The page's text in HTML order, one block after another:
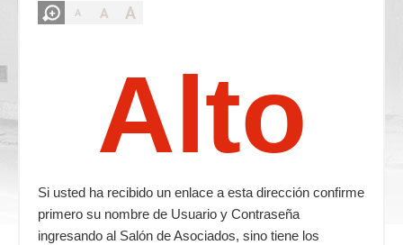
A A A
Alto
Si usted ha recibido un enlace a esta dirección confirme
primero su nombre de Usuario y Contraseña
ingresando al Salón de Asociados, sino tiene los